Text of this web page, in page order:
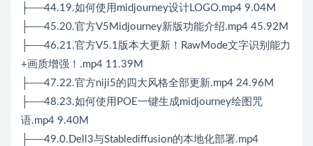
├──44.19.如何使用midjourney设计LOGO.mp4 9.04M
├──45.20.官方V5Midjourney新版功能介绍.mp4 45.92M
├──46.21.官方V5.1版本大更新！RawMode文字识别能力
+画质增强！.mp4 11.39M
├──47.22.官方niji5的四大风格全部更新.mp4 24.96M
├──48.23.如何使用POE一键生成midjourney绘图咒
语.mp4 9.40M
├──49.0.Dell3与Stablediffusion的本地化部署.mp4